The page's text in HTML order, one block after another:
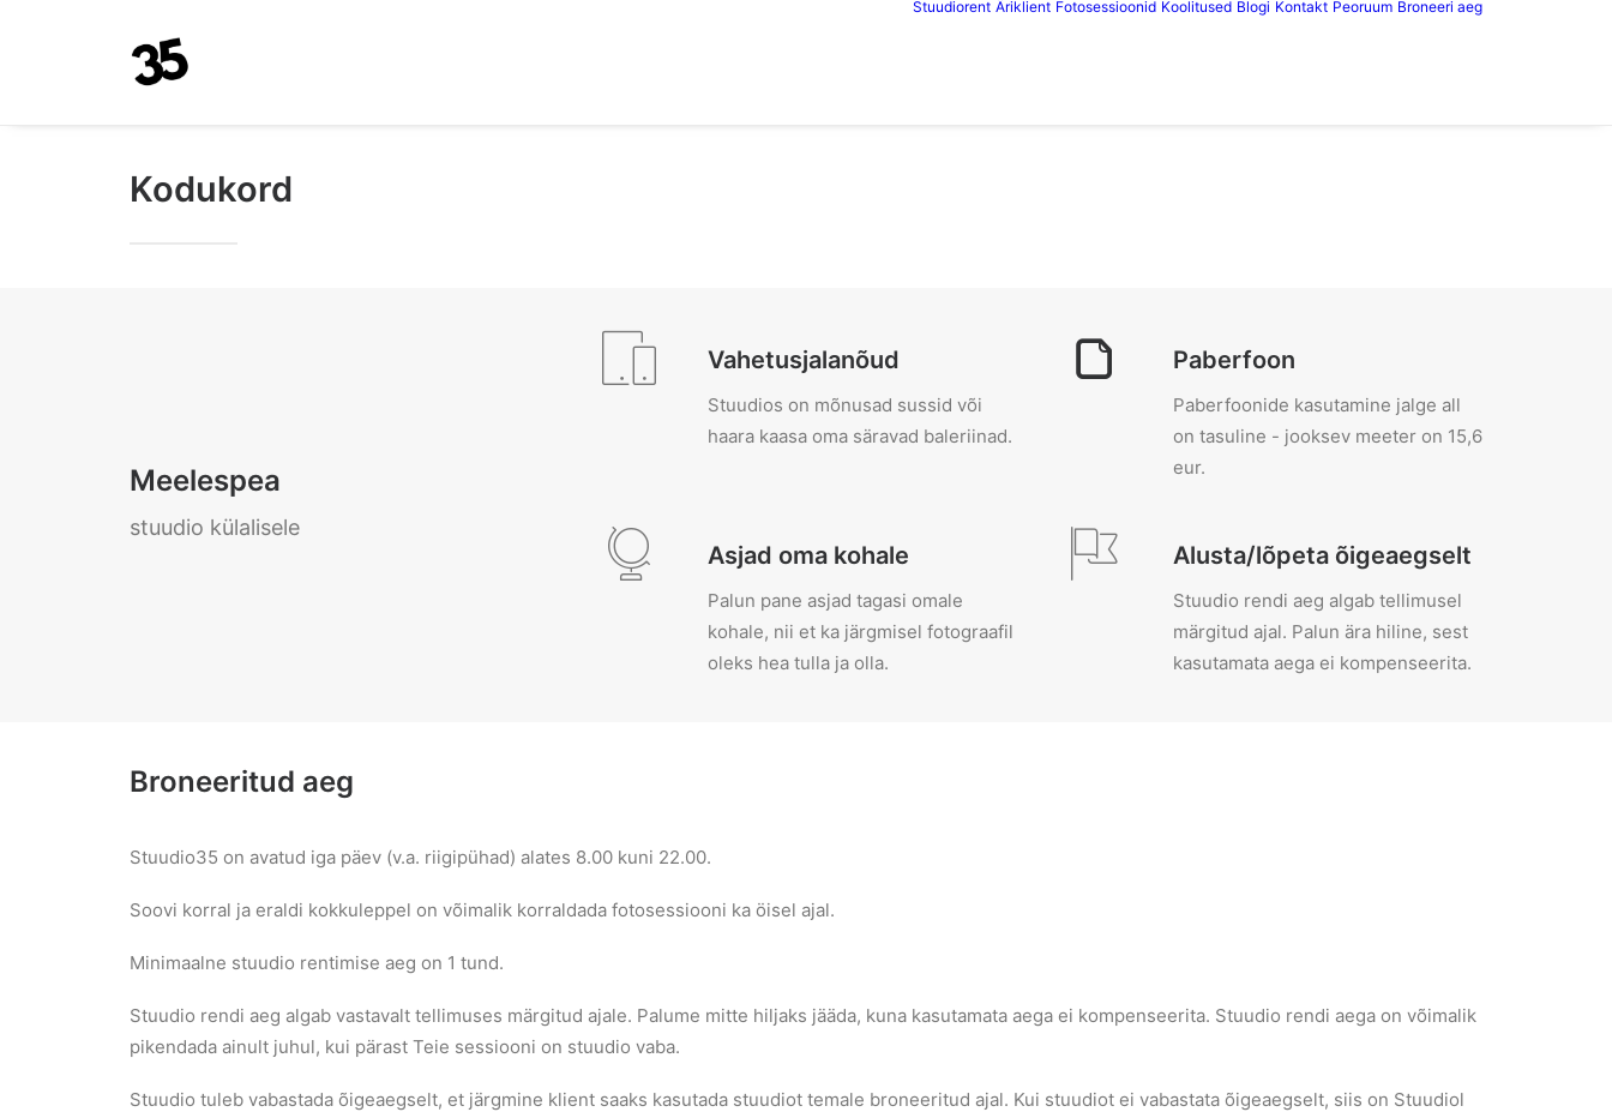
Stuudiorent Äriklient Fotosessioonid Koolitused Blogi Kontakt Peoruum Broneeri aeg
Kodukord
Meelespea
stuudio külalisele
Vahetusjalanõud
Stuudios on mõnusad sussid või
haara kaasa oma säravad baleriinad.
Paberfoon
Paberfoonide kasutamine jalge all
on tasuline - jooksev meeter on 15,6
eur.
Asjad oma kohale
Palun pane asjad tagasi omale
kohale, nii et ka järgmisel fotograafil
oleks hea tulla ja olla.
Alusta/lõpeta õigeaegselt
Stuudio rendi aeg algab tellimusel
märgitud ajal. Palun ära hiline, sest
kasutamata aega ei kompenseerita.
Broneeritud aeg
Stuudio35 on avatud iga päev (v.a. riigipühad) alates 8.00 kuni 22.00.
Soovi korral ja eraldi kokkuleppel on võimalik korraldada fotosessiooni ka öisel ajal.
Minimaalne stuudio rentimise aeg on 1 tund.
Stuudio rendi aeg algab vastavalt tellimuses märgitud ajale. Palume mitte hiljaks jääda, kuna kasutamata aega ei kompenseerita. Stuudio rendi aega on võimalik
pikendada ainult juhul, kui pärast Teie sessiooni on stuudio vaba.
Stuudio tuleb vabastada õigeaegselt, et järgmine klient saaks kasutada stuudiot temale broneeritud ajal. Kui stuudiot ei vabastata õigeaegselt, siis on Stuudiol